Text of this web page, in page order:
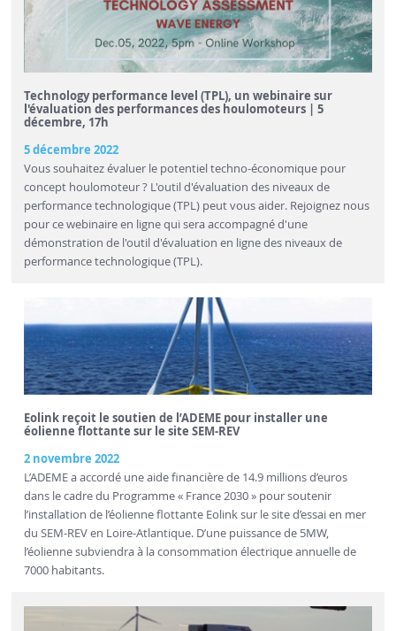
Technology performance level (TPL), un webinaire sur
l'évaluation des performances des houlomoteurs | 5
décembre, 17h
5 décembre 2022
Vous souhaitez évaluer le potentiel techno-économique pour
concept houlomoteur ? L'outil d'évaluation des niveaux de
performance technologique (TPL) peut vous aider. Rejoignez nous
pour ce webinaire en ligne qui sera accompagné d'une
démonstration de l'outil d'évaluation en ligne des niveaux de
performance technologique (TPL).
Eolink reçoit le soutien de l’ADEME pour installer une
éolienne flottante sur le site SEM-REV
2 novembre 2022
L’ADEME a accordé une aide financière de 14.9 millions d’euros
dans le cadre du Programme « France 2030 » pour soutenir
l’installation de l’éolienne flottante Eolink sur le site d’essai en mer
du SEM-REV en Loire-Atlantique. D’une puissance de 5MW,
l’éolienne subviendra à la consommation électrique annuelle de
7000 habitants.